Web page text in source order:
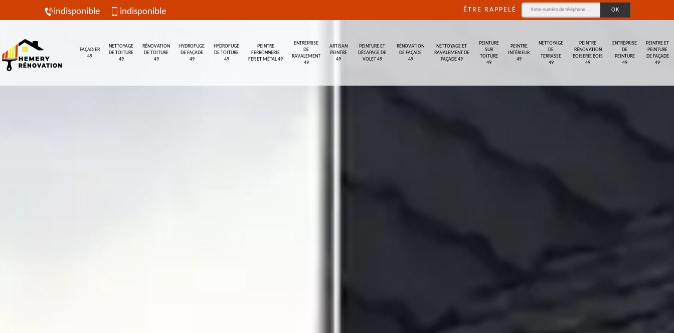
indisponible indisponible ÊTRE RAPPELÉ
FAÇADIER
49
NETTOYAGE
DE TOITURE
49
RÉNOVATION
DE TOITURE
49
HYDROFUGE
DE FAÇADE
49
HYDROFUGE
DE TOITURE
49
PEINTRE
FERRONNERIE
FER ET MÉTAL 49
ENTREPRISE
DE
RAVALEMENT
49
ARTISAN
PEINTRE
49
PEINTURE ET
DÉCAPAGE DE
VOLET 49
RÉNOVATION
DE FAÇADE
49
NETTOYAGE ET
RAVALEMENT DE
FAÇADE 49
PEINTURE
SUR
TOITURE
49
PEINTRE
INTÉRIEUR
49
NETTOYAGE
DE
TERRASSE
49
PEINTRE
RÉNOVATION
BOISERIE BOIS
49
ENTREPRISE
DE
PEINTURE
49
PEINTRE ET
PEINTURE
DE FAÇADE
49